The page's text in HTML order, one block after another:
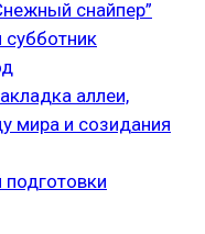
снайпер”
субботник
аллеи,
мира и созидания